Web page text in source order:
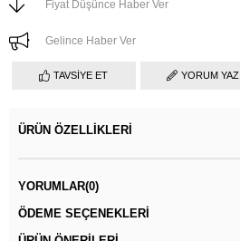
Fiyat Düşünce Haber Ver
Gelince Haber Ver
TAVSIYE ET YORUM YAZ
ÜRÜN ÖZELLIKLERI
YORUMLAR(0)
ÖDEME SEÇENEKLERI